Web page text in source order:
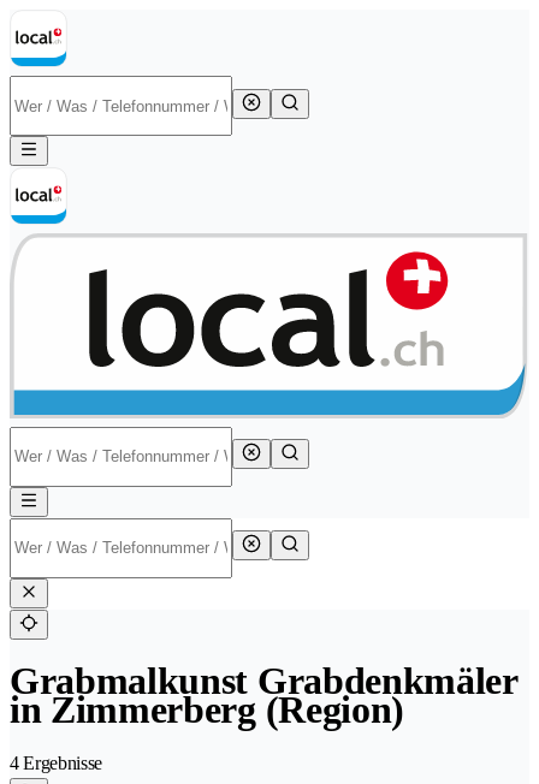
Grabmalkunst Grabdenkmäler
in Zimmerberg (Region)
4 Ergebnisse